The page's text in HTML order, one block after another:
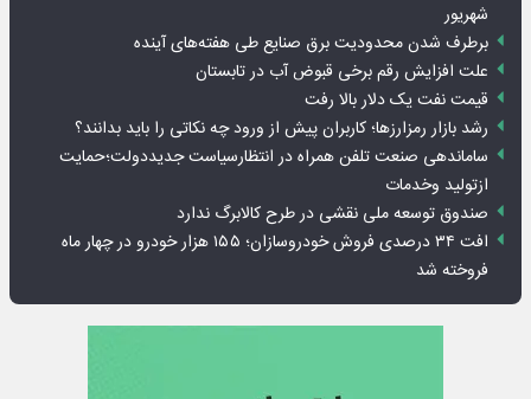
شهریور
برطرف شدن محدودیت‌ برق صنایع طی هفته‌های آینده
علت افزایش رقم برخی قبوض آب در تابستان
قیمت نفت یک دلار بالا رفت
رشد بازار رمزارزها؛ کاربران پیش از ورود چه نکاتی را باید بدانند؟
ساماندهی صنعت تلفن همراه در انتظارسیاست جدیددولت؛حمایت
ازتولید وخدمات
صندوق توسعه ملی نقشی در طرح کالابرگ ندارد
افت ۳۴ درصدی فروش خودروسازان؛ ۱۵۵ هزار خودرو در چهار ماه
فروخته شد